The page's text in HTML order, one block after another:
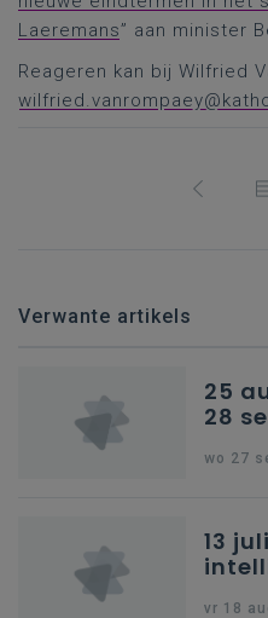
Laeremans” aan minister
Reageren kan bij Wilfried
Verwante artikels
25
28
wo 27
13
vr 18